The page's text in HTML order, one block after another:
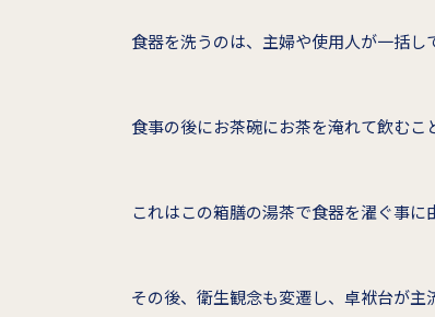
食器を洗うのは、主婦や使用人が一括し
食事の後にお茶碗にお茶を淹れて飲むこ
これはこの箱膳の湯茶で食器を濯ぐ事に
その後、衛生観念も変遷し、卓袱台が